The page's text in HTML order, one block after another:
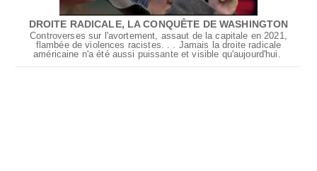
DROITE RADICALE, LA CONQUÊTE DE WASHINGTON
Controverses sur l'avortement, assaut de la capitale en 2021,
flambée de violences racistes. . . Jamais la droite radicale
américaine n'a été aussi puissante et visible qu'aujourd'hui.